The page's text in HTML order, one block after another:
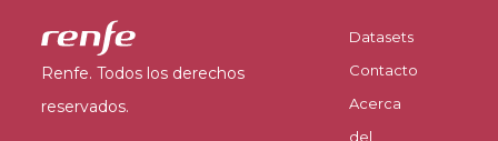
Renfe. Todos los derechos
reservados.
Datasets
Contacto
Acerca
del